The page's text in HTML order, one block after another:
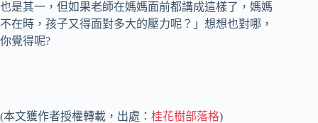
也是其一，但如果老師在媽媽面前都講成這樣了，媽媽
不在時，孩子又得面對多大的壓力呢？」想想也對哪，
你覺得呢?
(本文獲作者授權轉載，出處： 桂花樹部落格)